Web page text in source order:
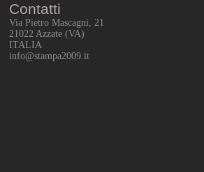
Contatti
Via Pietro Mascagni, 21
21022 Azzate (VA)
ITALIA
info@stampa2009.it